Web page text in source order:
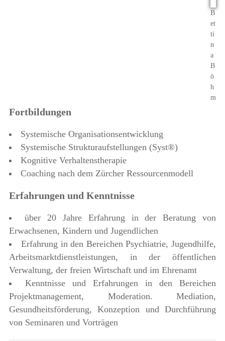
B
et
ti
n
a
B
ö
h
m
Fortbildungen
Systemische Organisationsentwicklung
Systemische Strukturaufstellungen (Syst®)
Kognitive Verhaltenstherapie
Coaching nach dem Zürcher Ressourcenmodell
Erfahrungen und Kenntnisse
über 20 Jahre Erfahrung in der Beratung von
Erwachsenen, Kindern und Jugendlichen
Erfahrung in den Bereichen Psychiatrie, Jugendhilfe,
Arbeitsmarktdienstleistungen, in der öffentlichen
Verwaltung, der freien Wirtschaft und im Ehrenamt
Kenntnisse und Erfahrungen in den Bereichen
Projektmanagement, Moderation. Mediation,
Gesundheitsförderung, Konzeption und Durchführung
von Seminaren und Vorträgen